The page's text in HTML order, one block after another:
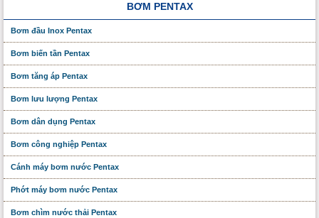
BƠM PENTAX
Bơm đầu Inox Pentax
Bơm biến tần Pentax
Bơm tăng áp Pentax
Bơm lưu lượng Pentax
Bơm dân dụng Pentax
Bơm công nghiệp Pentax
Cánh máy bơm nước Pentax
Phớt máy bơm nước Pentax
Bơm chìm nước thải Pentax